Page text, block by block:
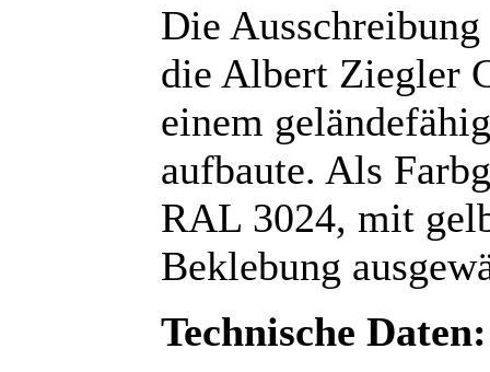
Die
die Albert Ziegler
einem
aufbaute. Als
RAL 3024, mit
Beklebung
Technische Daten: